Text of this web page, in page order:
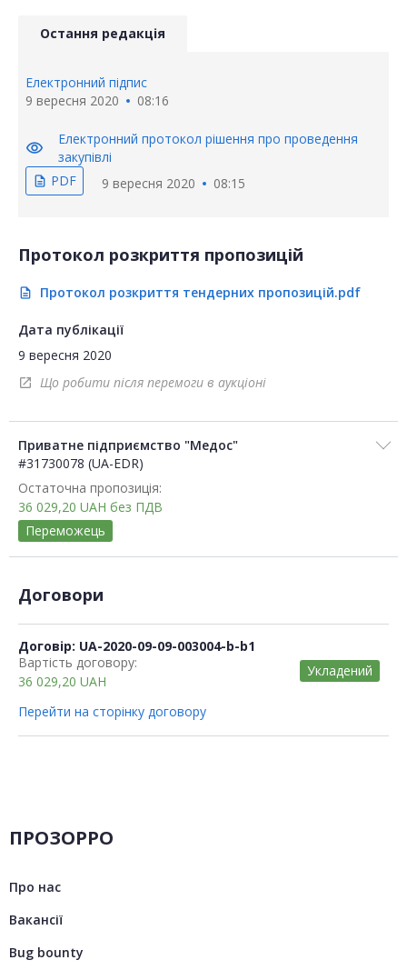
Остання редакція
Електронний підпис
9 вересня 2020
08:16
visibility
Електронний протокол рішення про проведення
закупівлі
description PDF 9 вересня 2020 08:15
Протокол розкриття пропозицій
description Протокол розкриття тендерних пропозицій.pdf
Дата публікації
9 вересня 2020
open_in_new Що робити після перемоги в аукціоні
Приватне підприємство "Медос"
#31730078 (UA-EDR)
Остаточна пропозиція:
36 029,20 UAH без ПДВ
Переможець
Договори
Договір: UA-2020-09-09-003004-b-b1
Вартість договору:
36 029,20 UAH
Укладений
Перейти на сторінку договору
ПРОЗОРРО
Про нас
Вакансії
Bug bounty